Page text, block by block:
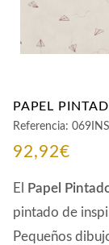
PAPEL
Referencia:
92,92€
El Papel
pintado de
Pequeños